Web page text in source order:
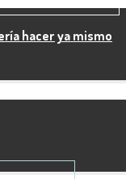
hacer ya mismo